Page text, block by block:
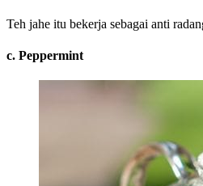
Teh jahe itu bekerja sebagai anti
c. Peppermint